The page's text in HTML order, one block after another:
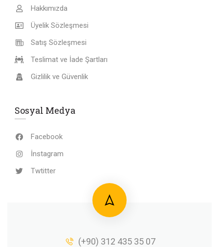
Hakkımızda
Üyelik Sözleşmesi
Satış Sözleşmesi
Teslimat ve İade Şartları
Gizlilik ve Güvenlik
Sosyal Medya
Facebook
İnstagram
Twtitter
(+90) 312 435 35 07